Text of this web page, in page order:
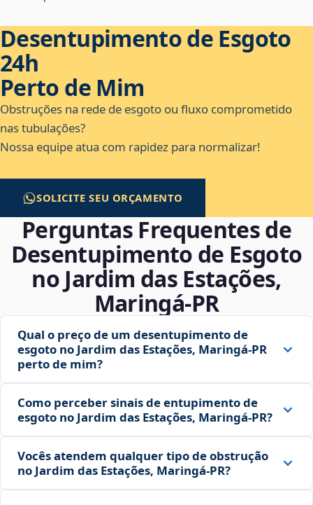
Desentupimento de Esgoto
24h
Perto de Mim
Obstruções na rede de esgoto ou fluxo comprometido
nas tubulações?
Nossa equipe atua com rapidez para normalizar!
SOLICITE SEU ORÇAMENTO
Perguntas Frequentes de
Desentupimento de Esgoto
no Jardim das Estações,
Maringá‑PR
Qual o preço de um desentupimento de
esgoto no Jardim das Estações, Maringá‑PR
perto de mim?
Como perceber sinais de entupimento de
esgoto no Jardim das Estações, Maringá‑PR?
Vocês atendem qualquer tipo de obstrução
no Jardim das Estações, Maringá‑PR?